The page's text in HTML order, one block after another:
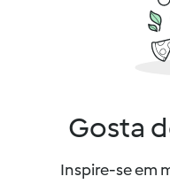
Gosta
Inspire-se em